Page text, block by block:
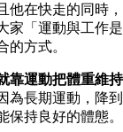
他在快走的同時
家「運動與工作
的方式。
靠運動把體重維
為長期運動，降
保持良好的體態。